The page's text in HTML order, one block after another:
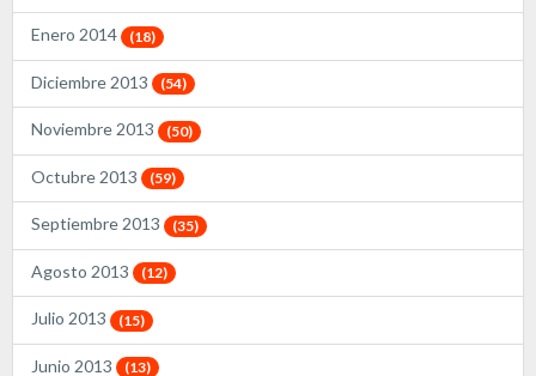
Enero 2014 (18)
Diciembre 2013 (54)
Noviembre 2013 (50)
Octubre 2013 (59)
Septiembre 2013 (35)
Agosto 2013 (12)
Julio 2013 (15)
Junio 2013 (13)